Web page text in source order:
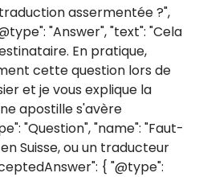
assermentée ?",
"Answer", "text": "Cela
En pratique,
cette question lors de
et je vous explique la
apostille s'avère
"Question", "name": "Faut-
Suisse, ou un traducteur
{ "@type":